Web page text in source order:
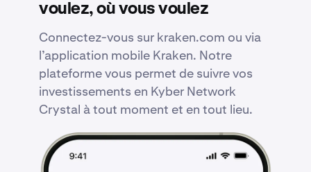
voulez, où vous voulez
Connectez-vous sur kraken.com ou via
l’application mobile Kraken. Notre
plateforme vous permet de suivre vos
investissements en Kyber Network
Crystal à tout moment et en tout lieu.